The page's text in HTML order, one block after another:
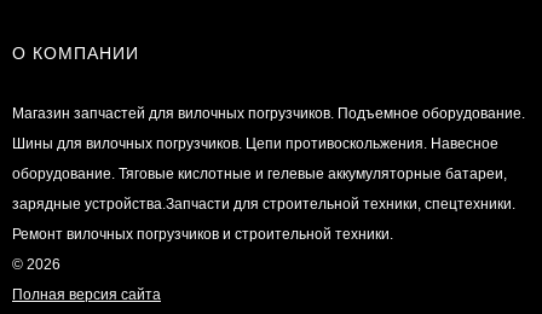
О КОМПАНИИ
Магазин запчастей для вилочных погрузчиков. Подъемное оборудование.
Шины для вилочных погрузчиков. Цепи противоскольжения. Навесное
оборудование. Тяговые кислотные и гелевые аккумуляторные батареи,
зарядные устройства.Запчасти для строительной техники, спецтехники.
Ремонт вилочных погрузчиков и строительной техники.
© 2026
Полная версия сайта